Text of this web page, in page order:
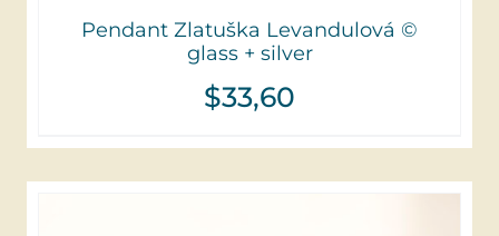
Pendant Zlatuška Levandulová ©
glass + silver
$33,60